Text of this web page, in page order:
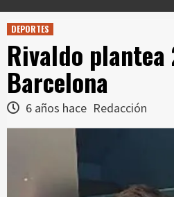
DEPORTES
Rivaldo plantea
Barcelona
6 años hace Redacción